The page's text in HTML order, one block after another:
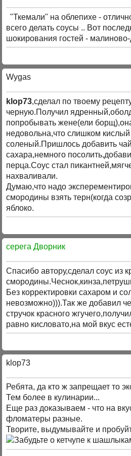
"Ткемали" на облепихе -
всего делать соусы .. Вот
шокирования гостей -
Wygas
klop73,сделал по твоему
черную.Получил
попробывать жене(ели
недовольна,что слишком
соленый.Пришлось добавить
сахара,немного
перца.Соус стал
нахваливали.
Думаю,что надо
смородины взять терн(когда
яблоко.
серега Дворник
Спасибо автору,сделал соус из
Без корректировки сахаром и
невозможно))).Так же добавил
стручок красного
равно кисловато,на мой вкус
klop73
Ребята, да кто ж запрещает то
Тем более в кулинарии...
Еще раз доказываем - что на
фломатеры разные.
Творите, выдумывайте и